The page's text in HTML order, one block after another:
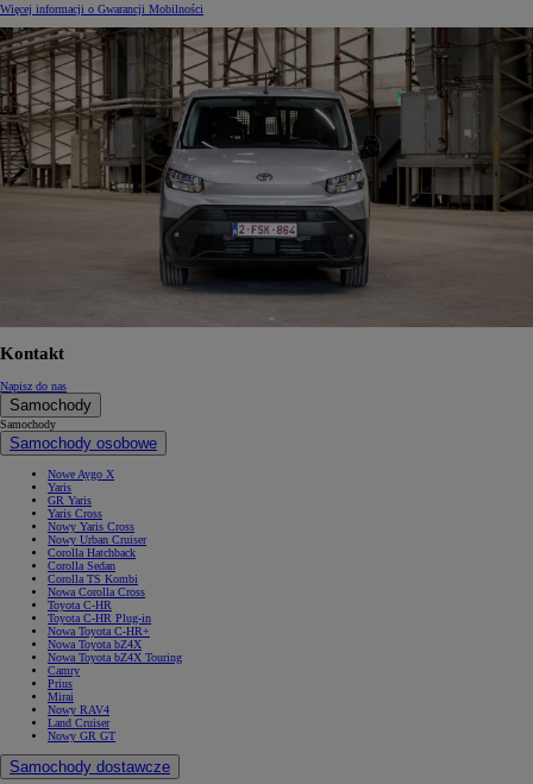
Więcej informacji o Gwarancji Mobilności
Kontakt
Napisz do nas
Samochody
Samochody
Samochody osobowe
Nowe Aygo X
Yaris
GR Yaris
Yaris Cross
Nowy Yaris Cross
Nowy Urban Cruiser
Corolla Hatchback
Corolla Sedan
Corolla TS Kombi
Nowa Corolla Cross
Toyota C-HR
Toyota C-HR Plug-in
Nowa Toyota C-HR+
Nowa Toyota bZ4X
Nowa Toyota bZ4X Touring
Camry
Prius
Mirai
Nowy RAV4
Land Cruiser
Nowy GR GT
Samochody dostawcze